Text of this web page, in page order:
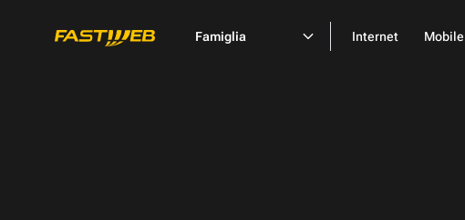
Famiglia Internet Mobile